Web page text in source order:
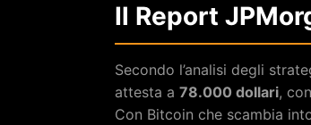
Il Report
Secondo l’analisi degli
attesta a 78.000 dollari,
Con Bitcoin che scambia